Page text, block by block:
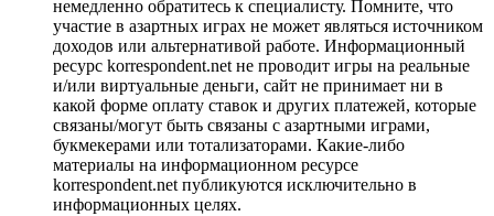
немедленно обратитесь к специалисту. Помните, что
участие в азартных играх не может являться источником
доходов или альтернативой работе. Информационный
ресурс korrespondent.net не проводит игры на реальные
и/или виртуальные деньги, сайт не принимает ни в
какой форме оплату ставок и других платежей, которые
связаны/могут быть связаны с азартными играми,
букмекерами или тотализаторами. Какие-либо
материалы на информационном ресурсе
korrespondent.net публикуются исключительно в
информационных целях.